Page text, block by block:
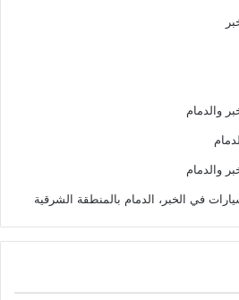
والدمام
والدمام
في الخبر، الدمام بالمنطقة الشرقية